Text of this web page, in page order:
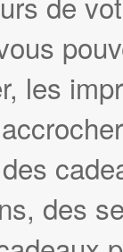
les
des